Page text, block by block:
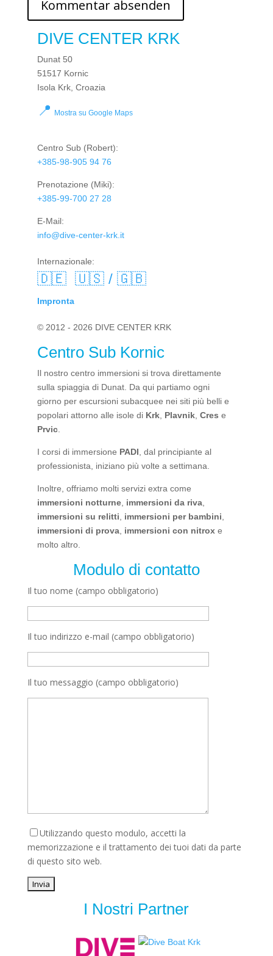
DIVE CENTER KRK
Dunat 50
51517 Kornic
Isola Krk, Croazia
📍 Mostra su Google Maps
Centro Sub(Robert):
+385-98-905 94 76
Prenotazione (Miki):
+385-99-700 27 28
E-Mail:
info@dive-center-krk.it
Internazionale:
🇩🇪 🇺🇸 / 🇬🇧
Impronta
© 2012 - 2026 DIVE CENTER KRK
Centro Sub Kornic
Il nostro centro immersioni si trova direttamente
sulla spiaggia di Dunat. Da qui partiamo ogni
giorno per escursioni subacquee nei siti più belli e
popolari attorno alle isole di Krk, Plavnik, Cres e
Prvic.
I corsi di immersione PADI , dal principiante al
professionista, iniziano più volte a settimana.
Inoltre, offriamo molti servizi extra come
immersioni notturne, immersioni da riva,
immersioni su relitti
immersioni per bambini
immersioni di prova, immersioni con nitroxe
molto altro.
Modulo di contatto
Il tuo nome (campo obbligatorio)
Il tuo indirizzo e-mail (campo obbligatorio)
Il tuo messaggio (campo obbligatorio)
Utilizzando questo modulo, accetti la
memorizzazione e il trattamento dei tuoi dati da parte
di questo sito web.
I Nostri Partner